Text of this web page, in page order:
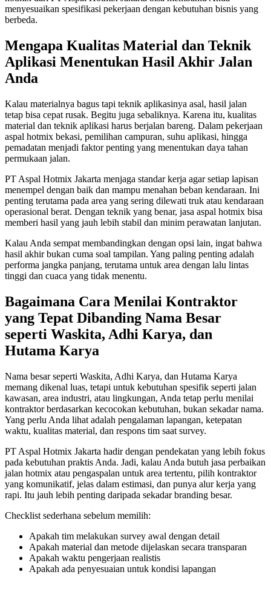
menyesuaikan spesifikasi pekerjaan dengan kebutuhan bisnis yang
berbeda.
Mengapa Kualitas Material dan Teknik
Aplikasi Menentukan Hasil Akhir Jalan
Anda
Kalau materialnya bagus tapi teknik aplikasinya asal, hasil jalan
tetap bisa cepat rusak. Begitu juga sebaliknya. Karena itu, kualitas
material dan teknik aplikasi harus berjalan bareng. Dalam pekerjaan
aspal hotmix bekasi, pemilihan campuran, suhu aplikasi, hingga
pemadatan menjadi faktor penting yang menentukan daya tahan
permukaan jalan.
PT Aspal Hotmix Jakarta menjaga standar kerja agar setiap lapisan
menempel dengan baik dan mampu menahan beban kendaraan. Ini
penting terutama pada area yang sering dilewati truk atau kendaraan
operasional berat. Dengan teknik yang benar, jasa aspal hotmix bisa
memberi hasil yang jauh lebih stabil dan minim perawatan lanjutan.
Kalau Anda sempat membandingkan dengan opsi lain, ingat bahwa
hasil akhir bukan cuma soal tampilan. Yang paling penting adalah
performa jangka panjang, terutama untuk area dengan lalu lintas
tinggi dan cuaca yang tidak menentu.
Bagaimana Cara Menilai Kontraktor
yang Tepat Dibanding Nama Besar
seperti Waskita, Adhi Karya, dan
Hutama Karya
Nama besar seperti Waskita, Adhi Karya, dan Hutama Karya
memang dikenal luas, tetapi untuk kebutuhan spesifik seperti jalan
kawasan, area industri, atau lingkungan, Anda tetap perlu menilai
kontraktor berdasarkan kecocokan kebutuhan, bukan sekadar nama.
Yang perlu Anda lihat adalah pengalaman lapangan, ketepatan
waktu, kualitas material, dan respons tim saat survey.
PT Aspal Hotmix Jakarta hadir dengan pendekatan yang lebih fokus
pada kebutuhan praktis Anda. Jadi, kalau Anda butuh jasa perbaikan
jalan hotmix atau pengaspalan untuk area tertentu, pilih kontraktor
yang komunikatif, jelas dalam estimasi, dan punya alur kerja yang
rapi. Itu jauh lebih penting daripada sekadar branding besar.
Checklist sederhana sebelum memilih:
Apakah tim melakukan survey awal dengan detail
Apakah material dan metode dijelaskan secara transparan
Apakah waktu pengerjaan realistis
Apakah ada penyesuaian untuk kondisi lapangan